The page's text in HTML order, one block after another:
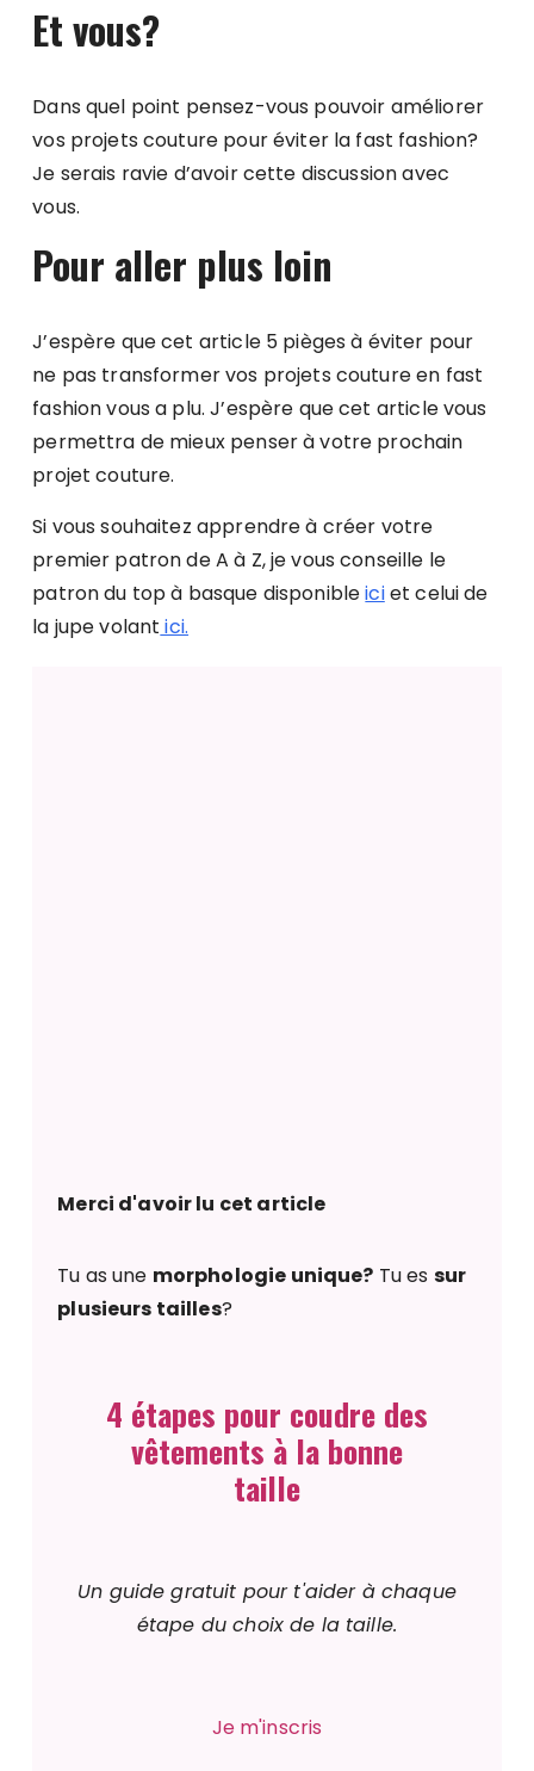
Et vous?
Dans quel point pensez-vous pouvoir améliorer
vos projets couture pour éviter la fast fashion?
Je serais ravie d’avoir cette discussion avec
vous.
Pour aller plus loin
J’espère que cet article 5 pièges à éviter pour
ne pas transformer vos projets couture en fast
fashion vous a plu. J’espère que cet article vous
permettra de mieux penser à votre prochain
projet couture.
Si vous souhaitez apprendre à créer votre
premier patron de A à Z, je vous conseille le
patron du top à basque disponibleiciet celui de
la jupe volant ici.
Merci d'avoir lu cet article
Tu as une morphologie unique? Tu es sur
plusieurs tailles?
4 étapes pour coudre des
vêtements à la bonne
taille
Un guide gratuit pour t'aider à chaque
étape du choix de la taille.
Je m'inscris